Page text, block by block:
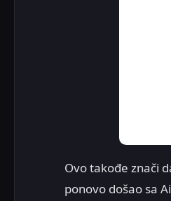
Ovo takođe znači
ponovo došao sa